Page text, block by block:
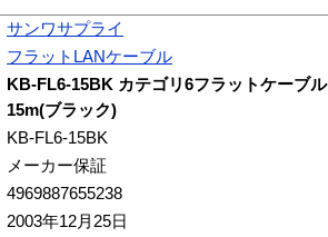
サンワサプライ
フラットLANケーブル
KB-FL6-15BK カテゴリ6フラットケーブル
15m(ブラック)
KB-FL6-15BK
メーカー保証
4969887655238
2003年12月25日